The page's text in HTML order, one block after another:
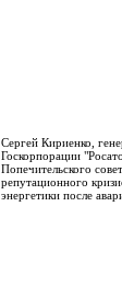
Сергей Кириенко,
Госкорпорации
Попечительского
репутационного
энергетики после